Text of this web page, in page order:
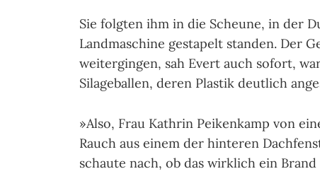
Sie folgten ihm in die Scheune, in der
Landmaschine gestapelt standen. Der
weitergingen, sah Evert auch sofort,
Silageballen, deren Plastik deutlich
»Also, Frau Kathrin Peikenkamp von
Rauch aus einem der hinteren
schaute nach, ob das wirklich ein